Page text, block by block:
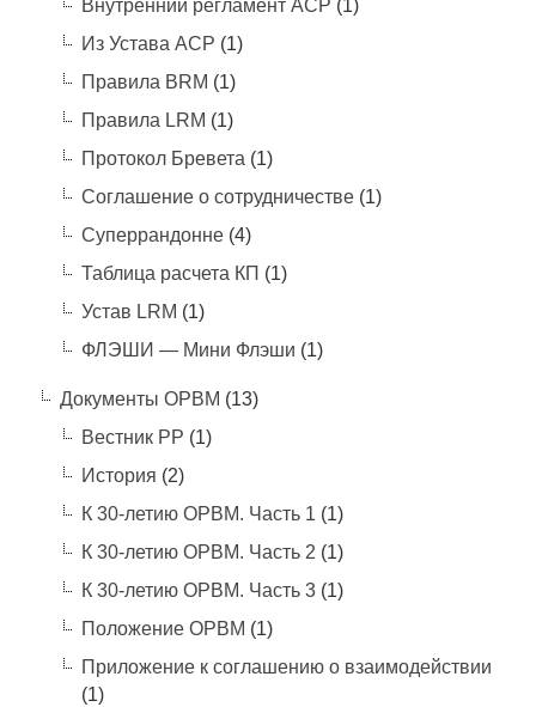
Внутренний регламент АСР (1)
Из Устава АСР (1)
Правила BRM (1)
Правила LRM (1)
Протокол Бревета (1)
Соглашение о сотрудничестве(1)
Суперрандонне(4)
Таблица расчета КП (1)
Устав LRM (1)
ФЛЭШИ — Мини Флэши (1)
Документы ОРВМ (13)
Вестник РР (1)
История (2)
К 30-летию ОРВМ. Часть 1 (1)
К 30-летию ОРВМ. Часть 2 (1)
К 30-летию ОРВМ. Часть 3(1)
Положение ОРВМ (1)
Приложение к соглашению о взаимодействии
(1)